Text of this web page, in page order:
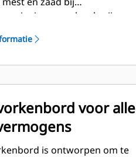
en kwekerijen, en
voor alle
is ontworpen om te